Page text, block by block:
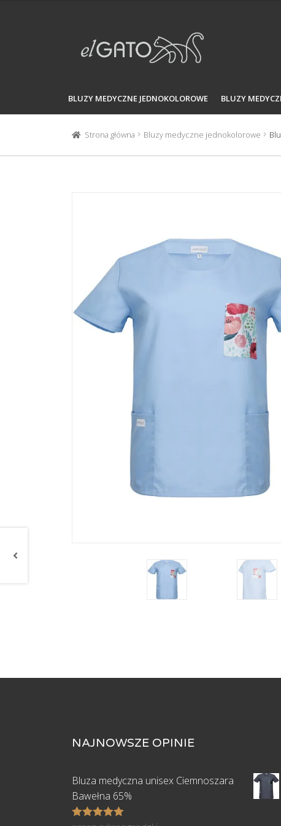
Przejdź
Przejdź
BLUZY MEDYCZNE JEDNOKOLOROWE BLUZY
Strona główna Bluzy medyczne jednokolorowe
NAJNOWSZE OPINIE
Bluza medyczna unisex Ciemnoszara
Bawełna 65%